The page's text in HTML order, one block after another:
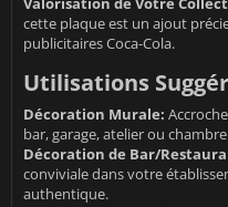
cette plaque est un ajout
publicitaires Coca-Cola.
Utilisations
Décoration Murale:
bar, garage, atelier ou
Décoration de Bar/
conviviale dans votre
authentique.